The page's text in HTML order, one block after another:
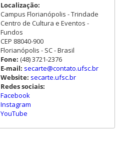
Localização:
Campus Florianópolis - Trindade
Centro de Cultura e Eventos -
Fundos
CEP 88040-900
Florianópolis - SC - Brasil
Fone: (48) 3721-2376
E-mail: secarte@contato.ufsc.br
Website: secarte.ufsc.br
Redes sociais:
Facebook
Instagram
YouTube